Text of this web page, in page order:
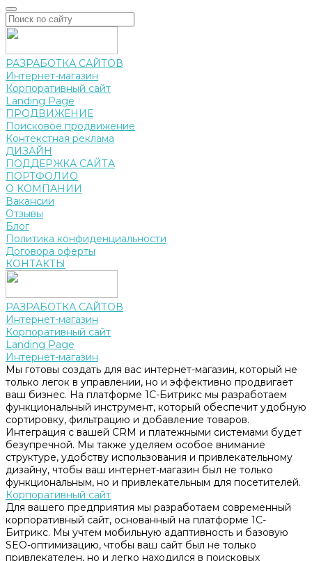
РАЗРАБОТКА САЙТОВ
Интернет-магазин
Корпоративный сайт
Landing Page
ПРОДВИЖЕНИЕ
Поисковое продвижение
Контекстная реклама
ДИЗАЙН
ПОДДЕРЖКА САЙТА
ПОРТФОЛИО
О КОМПАНИИ
Вакансии
Отзывы
Блог
Политика конфиденциальности
Договора оферты
КОНТАКТЫ
РАЗРАБОТКА САЙТОВ
Интернет-магазин
Корпоративный сайт
Landing Page
Интернет-магазин
Мы готовы создать для вас интернет-магазин, который не
только легок в управлении, но и эффективно продвигает
ваш бизнес. На платформе 1С-Битрикс мы разработаем
функциональный инструмент, который обеспечит удобную
сортировку, фильтрацию и добавление товаров.
Интеграция с вашей CRM и платежными системами будет
безупречной. Мы также уделяем особое внимание
структуре, удобству использования и привлекательному
дизайну, чтобы ваш интернет-магазин был не только
функциональным, но и привлекательным для посетителей.
Корпоративный сайт
Для вашего предприятия мы разработаем современный
корпоративный сайт, основанный на платформе 1С-
Битрикс. Мы учтем мобильную адаптивность и базовую
SEO-оптимизацию, чтобы ваш сайт был не только
привлекателен, но и легко находился в поисковых